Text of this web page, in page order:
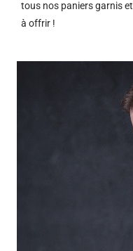
tous nos paniers garnis
à offrir !